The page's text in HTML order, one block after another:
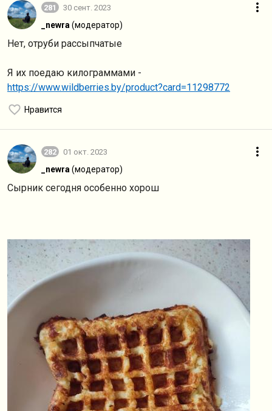
281 30 сент. 2023
_newra (модератор)
Нет, отруби рассыпчатые
Я их поедаю килограммами -
https://www.wildberries.by/product?card=11298772
Нравится
282 01 окт. 2023
_newra (модератор)
Сырник сегодня особенно хорош